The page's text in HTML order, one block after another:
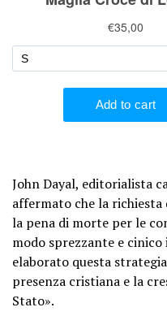
John Dayal, editorialista
affermato che la
la pena di morte per le
modo sprezzante e
elaborato questa
presenza cristiana e la
Stato».